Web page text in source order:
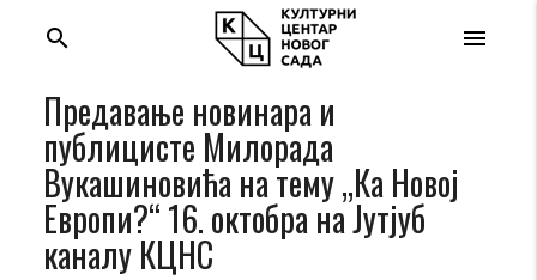
menu
search
Предавање новинара и
публицисте Милорада
Вукашиновића на тему „Ка Новој
Европи?“ 16. октобра на Јутјуб
каналу КЦНС